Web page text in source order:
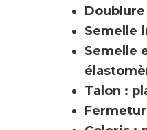
Semelle
Semelle
Talon :